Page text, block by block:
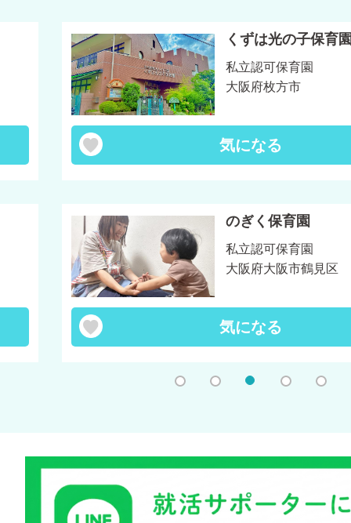
くずは光の子保育
私立認可保育園
大阪府枚方市
気になる
のぎく保育園
私立認可保育園
大阪府大阪市鶴見区
気になる